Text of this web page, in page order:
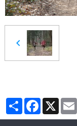
PartagerFacebook
X